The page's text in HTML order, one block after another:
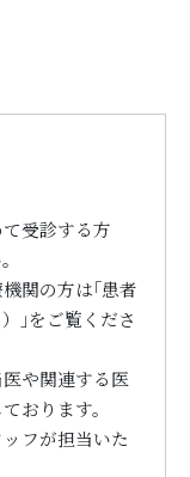
受診する方
関の方は｢患者
｣をご覧くださ
や関連する医
おります。
フが担当いた